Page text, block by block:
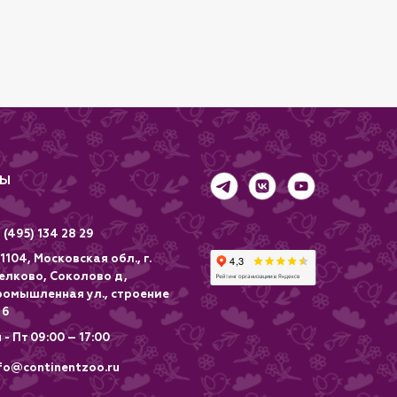
(495) 134 28 29
Московская обл., г.
Соколово д,
ул., строение
- Пт 09:00 – 17:00